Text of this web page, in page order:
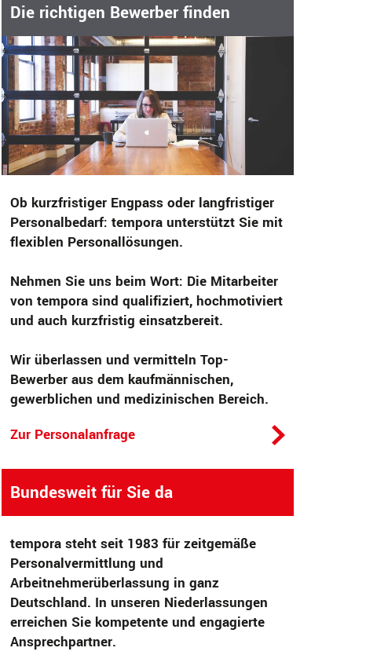
Die richtigen Bewerber finden
Ob kurzfristiger Engpass oder langfristiger
Personalbedarf: tempora unterstützt Sie mit
flexiblen Personallösungen.
Nehmen Sie uns beim Wort: Die Mitarbeiter
von tempora sind qualifiziert, hochmotiviert
und auch kurzfristig einsatzbereit.
Wir überlassen und vermitteln Top-
Bewerber aus dem kaufmännischen,
gewerblichen und medizinischen Bereich.
Zur Personalanfrage
Bundesweit für Sie da
tempora steht seit 1983 für zeitgemäße
Personalvermittlung und
Arbeitnehmerüberlassung in ganz
Deutschland. In unseren Niederlassungen
erreichen Sie kompetente und engagierte
Ansprechpartner.